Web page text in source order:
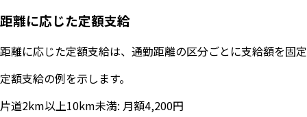
距離に応じた定額支給
距離に応じた定額支給は、通勤距離の区分ごとに支給額を固
定額支給の例を示します。
片道2km以上10km未満: 月額4,200円